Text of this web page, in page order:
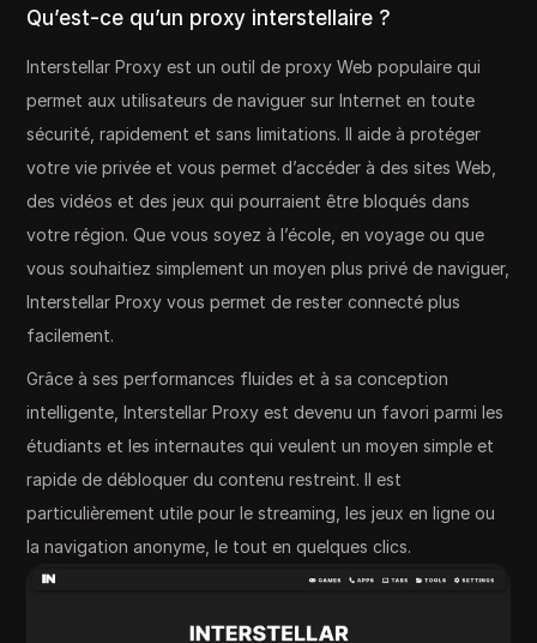
Qu’est-ce qu’un proxy interstellaire ?
Interstellar Proxy est un outil de proxy Web populaire qui
permet aux utilisateurs de naviguer sur Internet en toute
sécurité, rapidement et sans limitations. Il aide à protéger
votre vie privée et vous permet d’accéder à des sites Web,
des vidéos et des jeux qui pourraient être bloqués dans
votre région. Que vous soyez à l’école, en voyage ou que
vous souhaitiez simplement un moyen plus privé de naviguer,
Interstellar Proxy vous permet de rester connecté plus
facilement.
Grâce à ses performances fluides et à sa conception
intelligente, Interstellar Proxy est devenu un favori parmi les
étudiants et les internautes qui veulent un moyen simple et
rapide de débloquer du contenu restreint. Il est
particulièrement utile pour le streaming, les jeux en ligne ou
la navigation anonyme, le tout en quelques clics.